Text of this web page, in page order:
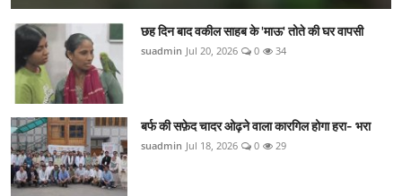
छह दिन बाद वकील साहब के 'माऊ' तोते की घर वापसी
suadmin Jul 20, 2026 0 34
बर्फ की सफ़ेद चादर ओढ़ने वाला कारगिल होगा हरा- भरा
suadmin Jul 18, 2026 0 29